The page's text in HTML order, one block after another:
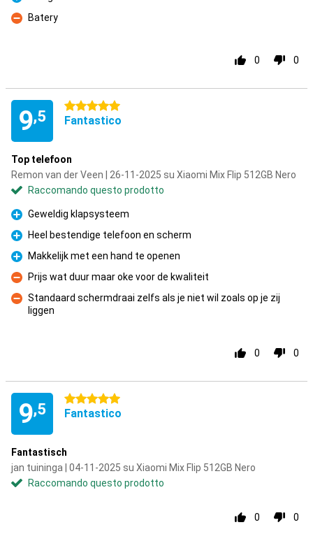
Pro
Contro
Batery
0 0
9,5
5 stelle
Fantastico
Top telefoon
Remon van der Veen | 26-11-2025 su Xiaomi Mix Flip 512GB Nero
Raccomando questo prodotto
Pro
Geweldig klapsysteem
Pro
Heel bestendige telefoon en scherm
Pro
Makkelijk met een hand te openen
Contro
Prijs wat duur maar oke voor de kwaliteit
Contro
Standaard schermdraai zelfs als je niet wil zoals op je zij
liggen
0 0
9,5
5 stelle
Fantastico
Fantastisch
jan tuininga | 04-11-2025 su Xiaomi Mix Flip 512GB Nero
Raccomando questo prodotto
0 0